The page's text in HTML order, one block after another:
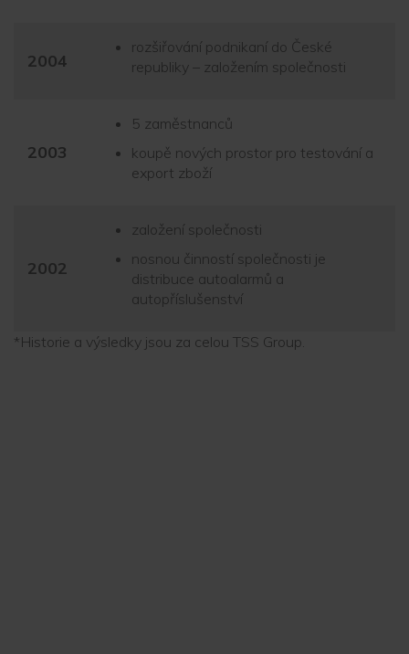
2004
rozšiřování podnikaní do České
republiky – založením společnosti
2003
5 zaměstnanců
koupě nových prostor pro testování a
export zboží
2002
založení společnosti
nosnou činností společnosti je
distribuce autoalarmů a
autopříslušenství
*Historie a výsledky jsou za celou TSS Group.